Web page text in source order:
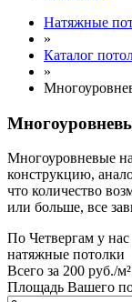
Натяжные
»
Каталог
»
Многоуровневые
конструкцию,
что количество
или больше, все
По Четвергам у нас
натяжные потолки
Всего за 200 руб./м²
Площадь Вашего